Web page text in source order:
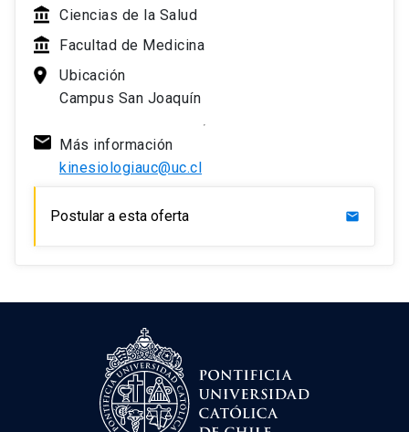
Ciencias de la Salud
Facultad de Medicina
Ubicación
Campus San Joaquín
Más información
kinesiologiauc@uc.cl
Postular a esta oferta mail